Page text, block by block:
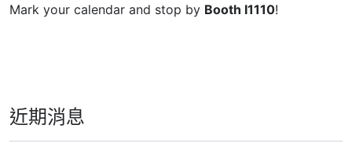
Mark your calendar and stop by Booth I1110!
近期消息